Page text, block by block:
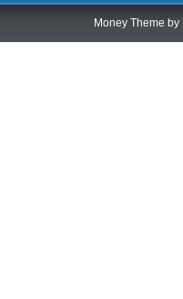
Money Theme by